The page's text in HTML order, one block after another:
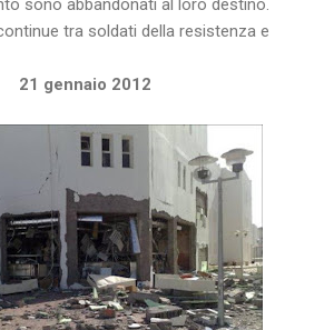
tra soldati della resistenza e
21 gennaio 2012